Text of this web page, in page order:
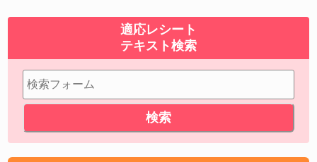
適応レシート
テキスト検索